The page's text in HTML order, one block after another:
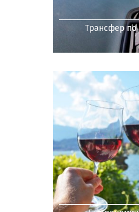
Трансфер по